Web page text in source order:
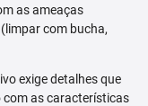
as ameaças
com bucha,
exige detalhes que
com as características